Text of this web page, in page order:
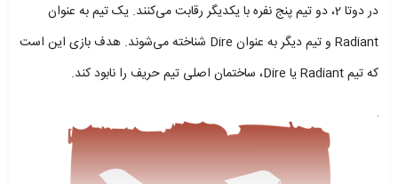
در دوتا 2، دو تیم پنج نفره با یکدیگر رقابت می‌کنند. یک تیم به عنوان
Radiant و تیم دیگر به عنوان Dire شناخته می‌شوند. هدف بازی این است
که تیم Radiant یا Dire، ساختمان اصلی تیم حریف را نابود کند.